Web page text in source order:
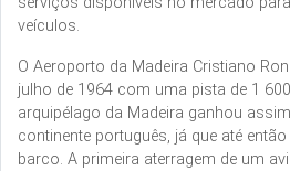
veículos.
O Aeroporto da Madeira Cristiano
julho de 1964 com uma pista de 1
arquipélago da Madeira ganhou
continente português, já que até
barco. A primeira aterragem de um